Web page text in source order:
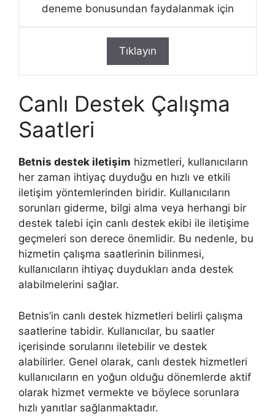
deneme bonusundan faydalanmak için
Tıklayın
Canlı Destek Çalışma
Saatleri
Betnis destek iletişim hizmetleri, kullanıcıların
her zaman ihtiyaç duyduğu en hızlı ve etkili
iletişim yöntemlerinden biridir. Kullanıcıların
sorunları giderme, bilgi alma veya herhangi bir
destek talebi için canlı destek ekibi ile iletişime
geçmeleri son derece önemlidir. Bu nedenle, bu
hizmetin çalışma saatlerinin bilinmesi,
kullanıcıların ihtiyaç duydukları anda destek
alabilmelerini sağlar.
Betnis’in canlı destek hizmetleri belirli çalışma
saatlerine tabidir. Kullanıcılar, bu saatler
içerisinde sorularını iletebilir ve destek
alabilirler. Genel olarak, canlı destek hizmetleri
kullanıcıların en yoğun olduğu dönemlerde aktif
olarak hizmet vermekte ve böylece sorunlara
hızlı yanıtlar sağlanmaktadır.